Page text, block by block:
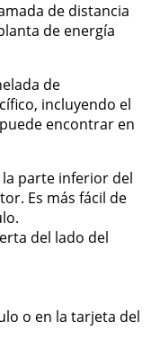
de distancia
de energía
de
incluyendo el
encontrar en
la parte inferior del
Es más fácil de
del lado del
o en la tarjeta del